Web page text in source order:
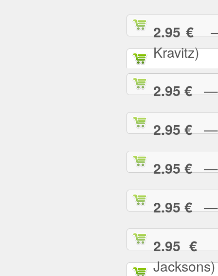
2.95 €—
Kravitz)
2.95 €—
2.95 €—
2.95 €—
2.95 €—
2.95 €—
Jacksons)